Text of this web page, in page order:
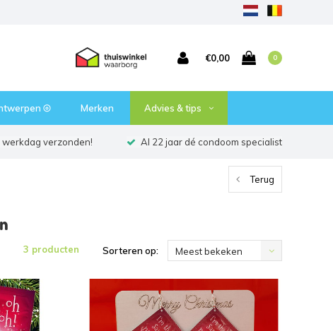
€0,00 0
⦾ Merken Advies & tips
werkdag verzonden! Al 22 jaar dé condoom specialist
Terug
3 producten Sorteren op: Meest bekeken